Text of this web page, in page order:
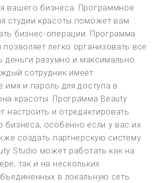
вашего бизнеса. Программное
студии красоты поможет вам
бизнес-операции. Программа
легко организовать все
деньги разумно и максимально
сотрудник имеет
имя и пароль для доступа в
красоты. Программа Beauty
настроить и отредактировать
бизнеса, особенно если у вас их
создать партнерскую систему.
Studio может работать как на
так и на нескольких
в локальную сеть.